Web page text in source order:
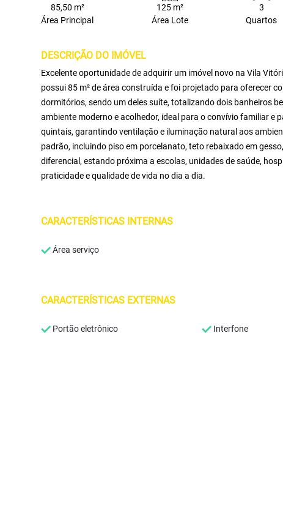
85,50 m²
Área Principal
125 m²
Área Lote
3
Quartos
DESCRIÇÃO DO IMÓVEL
Excelente oportunidade de adquirir um imóvel novo na Vila
possui 85 m² de área construída e foi projetado para oferecer
dormitórios, sendo um deles suíte, totalizando dois banheiros
ambiente moderno e acolhedor, ideal para o convívio familiar e
quintais, garantindo ventilação e iluminação natural aos
padrão, incluindo piso em porcelanato, teto rebaixado em
diferencial, estando próxima a escolas, unidades de saúde,
praticidade e qualidade de vida no dia a dia.
CARACTERÍSTICAS INTERNAS
Área serviço
CARACTERÍSTICAS EXTERNAS
Portão eletrônico Interfone